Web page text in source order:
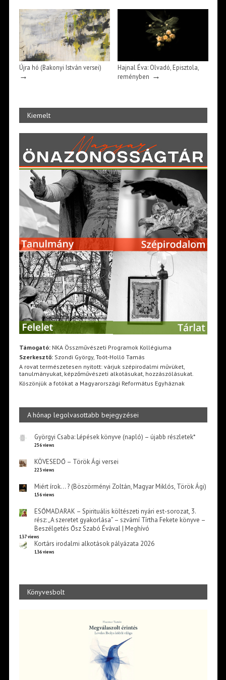
Újra hó (Bakonyi István versei)
→
Hajnal Éva: Olvadó, Episztola,
reményben →
Kiemelt
Támogató:NKA Összművészeti Programok Kollégiuma
Szerkesztő:Szondi György, Toót-Holló Tamás
A rovat természetesen nyitott: várjuk szépirodalmi művüket,
tanulmányukat, képzőművészeti alkotásukat, hozzászólásukat.
Köszönjük a fotókat a Magyarországi Református Egyháznak
A hónap legolvasottabb bejegyzései
Györgyi Csaba: Lépések könyve (napló) – újabb részletek*
256 views
KÖVESEDŐ – Török Ági versei
223 views
Miért írok… ? (Böszörményi Zoltán, Magyar Miklós, Török Ági)
156 views
ESŐMADARAK – Spirituális költészeti nyári est-sorozat, 3.
rész: „A szeretet gyakorlása” – szvámí Tírtha Fekete könyve –
Beszélgetés Ősz Szabó Évával | Meghívó
137 views
Kortárs irodalmi alkotások pályázata 2026
136 views
Könyvesbolt